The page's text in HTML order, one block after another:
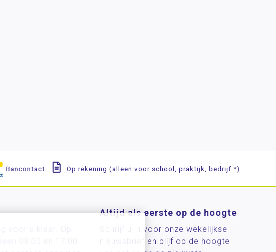
Bancontact Op rekening (alleen voor school, praktijk, bedrijf *)
Altijd als eerste op de hoogte
Schrijf u in voor onze wekelijkse
nieuwsbrief en blijf op de hoogte